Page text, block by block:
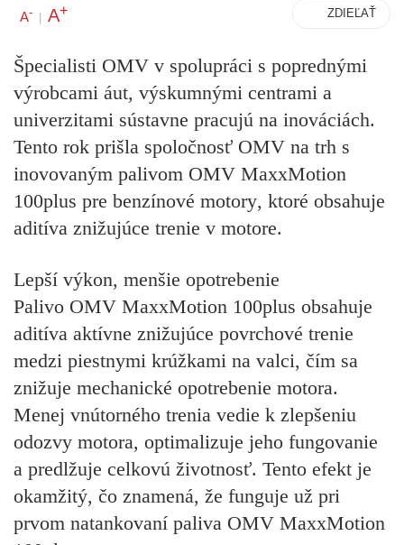
A- | A+ ZDIEĽAŤ
Špecialisti OMV v spolupráci s poprednými
výrobcami áut, výskumnými centrami a
univerzitami sústavne pracujú na inováciách.
Tento rok prišla spoločnosť OMV na trh s
inovovaným palivom OMV MaxxMotion
100plus pre benzínové motory, ktoré obsahuje
aditíva znižujúce trenie v motore.
Lepší výkon, menšie opotrebenie
Palivo OMV MaxxMotion 100plus obsahuje
aditíva aktívne znižujúce povrchové trenie
medzi piestnymi krúžkami na valci, čím sa
znižuje mechanické opotrebenie motora.
Menej vnútorného trenia vedie k zlepšeniu
odozvy motora, optimalizuje jeho fungovanie
a predlžuje celkovú životnosť. Tento efekt je
okamžitý, čo znamená, že funguje už pri
prvom natankovaní paliva OMV MaxxMotion